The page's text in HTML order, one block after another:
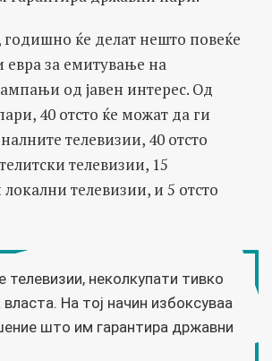
годишно ќе делат нешто повеќе
за емитување на
од јавен интерес. Од
40 отсто ќе можат да ги
телевизии, 40 отсто
телевизии, 15
телевизии, и 5 отсто
телевизии, неколкупати тивко
власта. На тој начин избоксуваа
што им гарантира државни